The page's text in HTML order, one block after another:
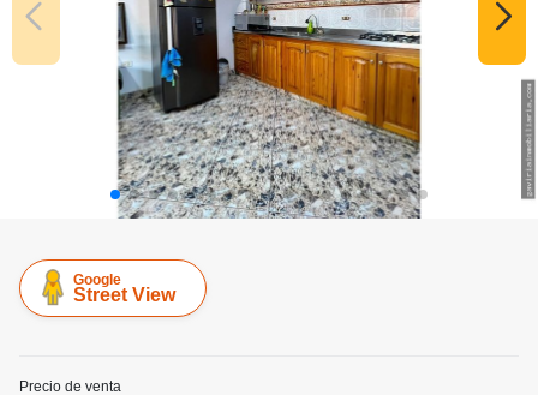
Google
Street View
Precio de venta